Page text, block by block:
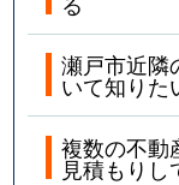
瀬戸市近隣
いて知りた
複数の不動
見積もり